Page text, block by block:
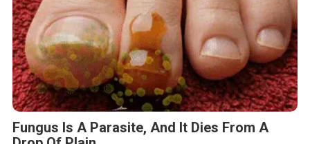
Fungus Is A Parasite, And It Dies From A